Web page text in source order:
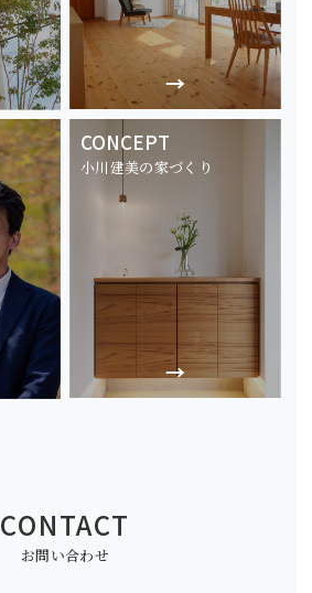
CONCEPT
小川建美の家づくり
CONTACT
お問い合わせ